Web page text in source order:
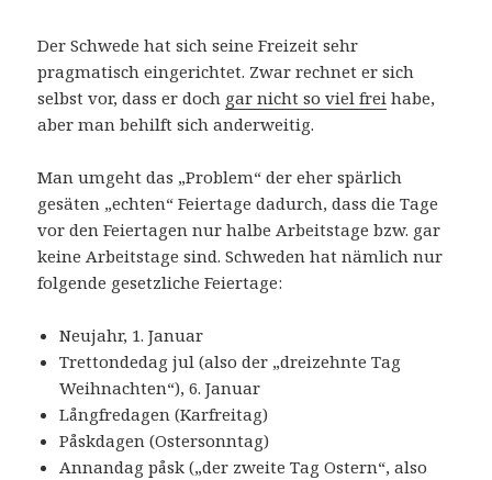
Der Schwede hat sich seine Freizeit sehr
pragmatisch eingerichtet. Zwar rechnet er sich
selbst vor, dass er doch gar nicht so viel frei habe,
aber man behilft sich anderweitig.
Man umgeht das „Problem“ der eher spärlich
gesäten „echten“ Feiertage dadurch, dass die Tage
vor den Feiertagen nur halbe Arbeitstage bzw. gar
keine Arbeitstage sind. Schweden hat nämlich nur
folgende gesetzliche Feiertage:
Neujahr, 1. Januar
Trettondedag jul (also der „dreizehnte Tag
Weihnachten“), 6. Januar
Långfredagen (Karfreitag)
Påskdagen (Ostersonntag)
Annandag påsk („der zweite Tag Ostern“, also